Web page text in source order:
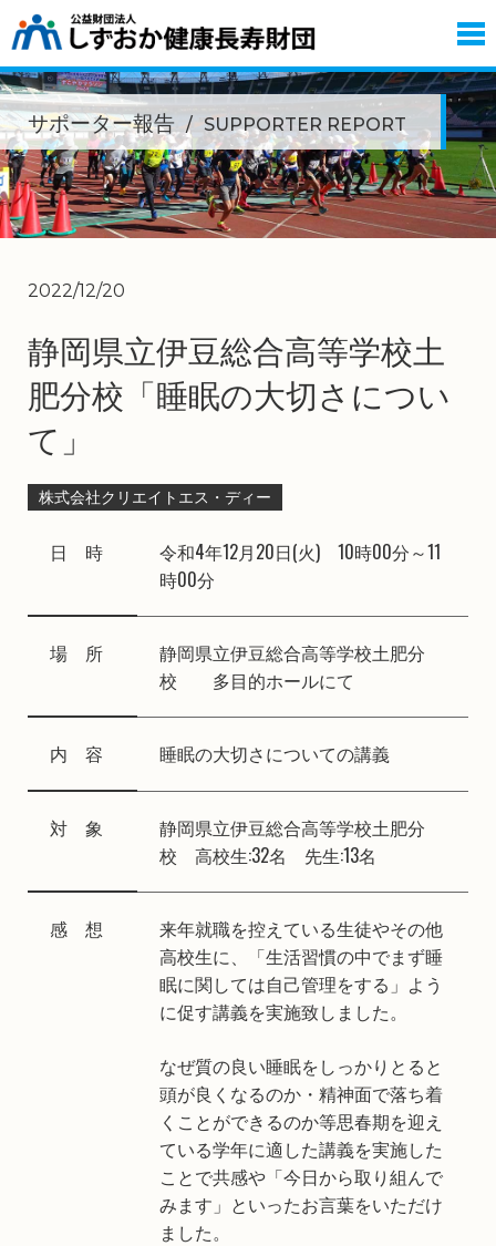
サポーター報告 SUPPORTER REPORT
2022/12/20
静岡県立伊豆総合高等学校土
肥分校「睡眠の大切さについ
て」
株式会社クリエイトエス・ディー
日 時
令和4年12月20日(火) 10時00分～11
時00分
場 所
静岡県立伊豆総合高等学校土肥分
校 多目的ホールにて
内 容 睡眠の大切さについての講義
対 象
静岡県立伊豆総合高等学校土肥分
校 高校生:32名 先生:13名
感 想
来年就職を控えている生徒やその他
高校生に、「生活習慣の中でまず睡
眠に関しては自己管理をする」よう
に促す講義を実施致しました。
なぜ質の良い睡眠をしっかりとると
頭が良くなるのか・精神面で落ち着
くことができるのか等思春期を迎え
ている学年に適した講義を実施した
ことで共感や「今日から取り組んで
みます」といったお言葉をいただけ
ました。